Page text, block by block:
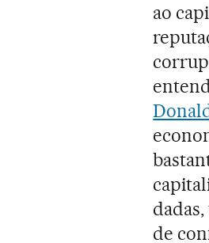
ao
de